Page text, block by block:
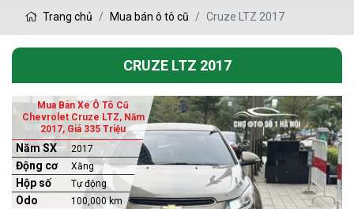
Trang chủ Mua bán ô tô cũ Cruze LTZ 2017
CRUZE LTZ 2017
Mua Bán Xe Ô Tô Cũ
Chevrolet Cruze LTZ, Năm
2017, Giá 335 Triệu
Năm SX 2017
Động cơ Xăng
Hộp số Tự động
Odo 100,000 km